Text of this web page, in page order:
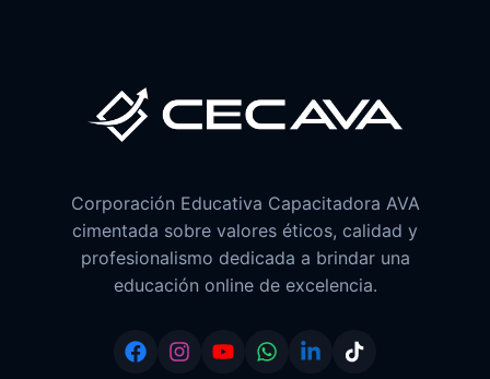
Corporación Educativa Capacitadora AVA
cimentada sobre valores éticos, calidad y
profesionalismo dedicada a brindar una
educación online de excelencia.